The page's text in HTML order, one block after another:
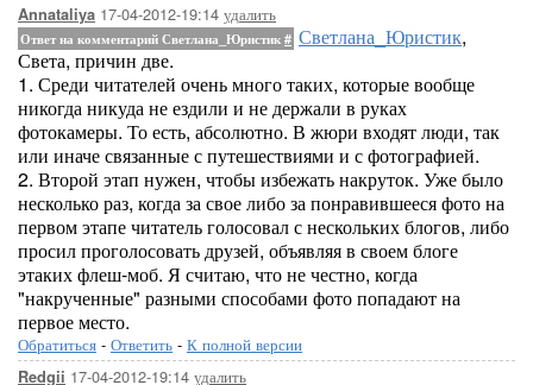
Annataliya 17-04-2012-19:14 удалить
Ответ на комментарий Светлана_Юристик # Светлана_Юристик,
Света, причин две.
1. Среди читателей очень много таких, которые вообще
никогда никуда не ездили и не держали в руках
фотокамеры. То есть, абсолютно. В жюри входят люди, так
или иначе связанные с путешествиями и с фотографией.
2. Второй этап нужен, чтобы избежать накруток. Уже было
несколько раз, когда за свое либо за понравившееся фото на
первом этапе читатель голосовал с нескольких блогов, либо
просил проголосовать друзей, объявляя в своем блоге
этаких флеш-моб. Я считаю, что не честно, когда
"накрученные" разными способами фото попадают на
первое место.
Обратиться - Ответить - К полной версии
Redgii 17-04-2012-19:14 удалить